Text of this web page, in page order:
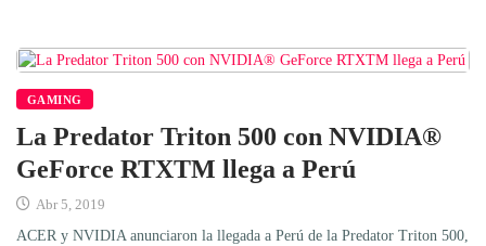
GAMING
La Predator Triton 500 con NVIDIA®
GeForce RTXTM llega a Perú
Abr 5, 2019
ACER y NVIDIA anunciaron la llegada a Perú de la Predator Triton 500,